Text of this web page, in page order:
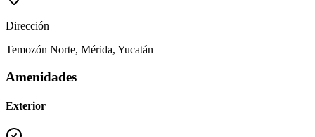
Dirección
Temozón Norte, Mérida, Yucatán
Amenidades
Exterior